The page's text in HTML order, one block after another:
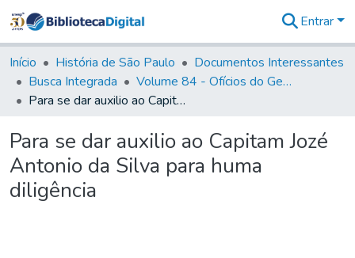
&
Coleções
Tudo na
Biblioteca
Estatísticas
Entrar
Início História de São Paulo
Documentos Interessantes
Busca Integrada
Volume 84 - Ofícios do General Martins Lopes de Saldanha (Governador da Capitania): 1782- 1786
Para se dar auxilio ao Capitam Jozé Antonio da Silva para huma diligência
Para se dar auxilio ao Capitam Jozé
Antonio da Silva para huma
diligência